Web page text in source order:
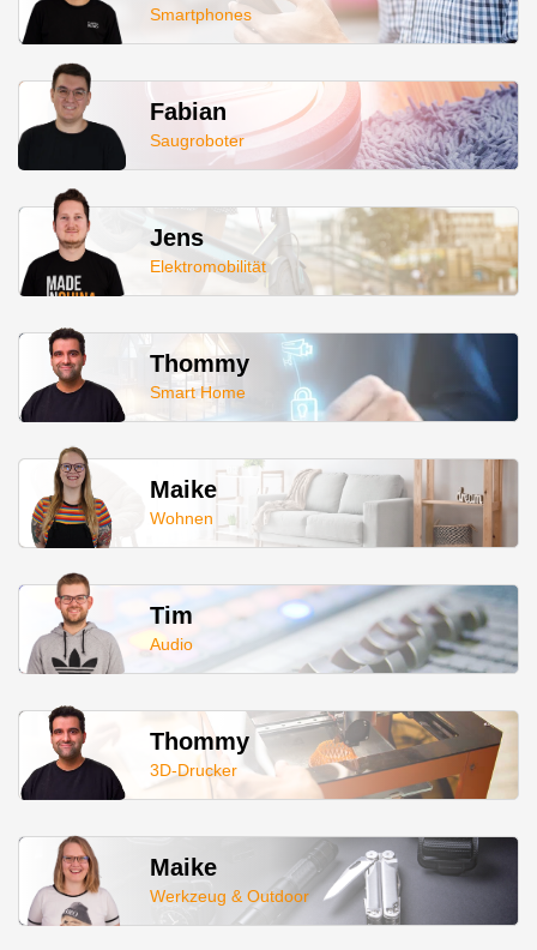
Smartphones
Fabian
Saugroboter
Jens
Elektromobilität
Thommy
Smart Home
Maike
Wohnen
Tim
Audio
Thommy
3D-Drucker
Maike
Werkzeug & Outdoor